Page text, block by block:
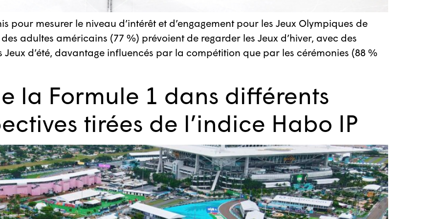
pour mesurer le niveau d’intérêt et d’engagement pour les Jeux Olympiques de
adultes américains (77 %) prévoient de regarder les Jeux d’hiver, avec des
Jeux d’été, davantage influencés par la compétition que par les cérémonies (88 %
la Formule 1 dans différents
tirées de l’indice Habo IP